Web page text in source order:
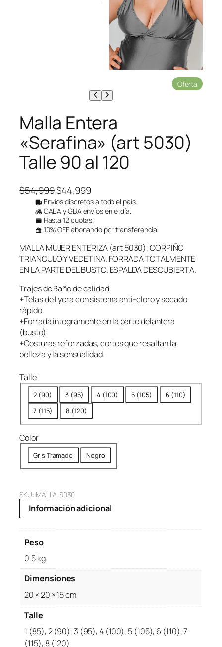
Oferta
r
Malla Entera
«Serafina» (art 5030)
Talle 90 al 120
$54,999E
l
p
r
c
i
o
o
r
g
i
n
e
r
:
5
4
9
9
$44,999E
l
p
r
c
i
o
a
c
u
a
l
:
$
4
9
9
Envíos discretos a todo el país.
CABA y GBA envíos en el día.
Hasta 12 cuotas.
10% OFF abonando por transferencia.
MALLA MUJER ENTERIZA (art 5030), CORPIÑO
TRIANGULO Y VEDETINA. FORRADA TOTALMENTE
EN LA PARTE DEL BUSTO. ESPALDA DESCUBIERTA.
Trajes de Baño de calidad
+Telas de Lycra con sistema anti-cloro y secado
rápido.
+Forrada integramente en la parte delantera
(busto).
+Costuras reforzadas, cortes que resaltan la
belleza y la sensualidad.
Talle
2 (90) 3 (95) 4 (100) 5 (105)
6 (110)
7 (115)
8 (120)
Color
Gris Tramado Negro
SKU: MALLA-5030
Información adicional
Peso
0.5 kg
Dimensiones
20 × 20 × 15 cm
Talle
1 (85), 2 (90), 3 (95), 4 (100), 5 (105), 6 (110), 7
(115), 8 (120)